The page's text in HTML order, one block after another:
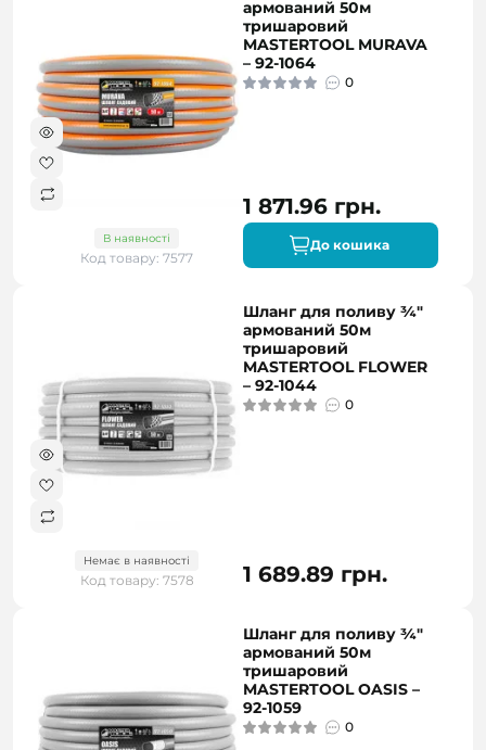
В наявності
Код товару: 7577
армований 50м
тришаровий
MASTERTOOL MURAVA
– 92-1064
0
1 871.96 грн.
До кошика
Немає в наявності
Код товару: 7578
Шланг для поливу ¾"
армований 50м
тришаровий
MASTERTOOL FLOWER
– 92-1044
0
1 689.89 грн.
Шланг для поливу ¾"
армований 50м
тришаровий
MASTERTOOL OASIS –
92-1059
0